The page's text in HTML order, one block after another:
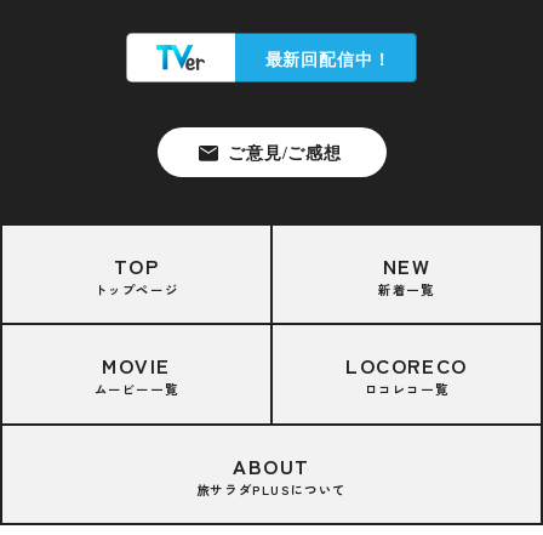
TOP
トップページ
NEW
新着一覧
MOVIE
ムービー一覧
LOCORECO
ロコレコ一覧
ABOUT
旅サラダPLUSについて